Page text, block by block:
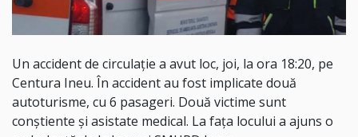
Un accident de circulație a avut loc, joi, la ora 18:20, pe
Centura Ineu. În accident au fost implicate două
autoturisme, cu 6 pasageri. Două victime sunt
conștiente și asistate medical. La fața locului a ajuns o